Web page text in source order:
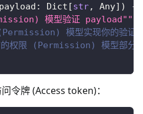
payload : Dict [str, Any] ) -
模型验证 payload"""
模型实现你的验证
的权限 (Permission) 模型部分
令牌 (Access token)：